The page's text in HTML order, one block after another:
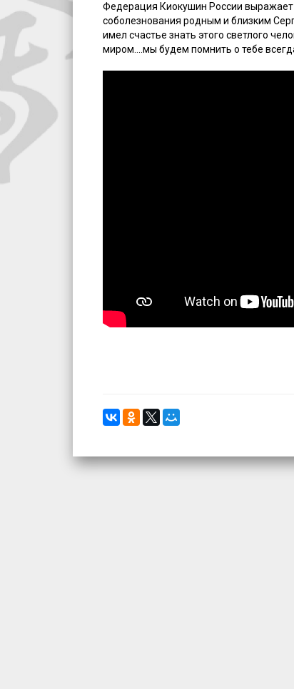
Федерация Киокушин России
соболезнования родным и близким
имел счастье знать этого светлого
миром....мы будем помнить о тебе